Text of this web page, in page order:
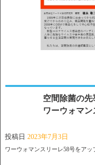
空間除菌の
ワーウォマ
投稿日 2023年7月3日
ワーウォマンスリーレ58号をアッ